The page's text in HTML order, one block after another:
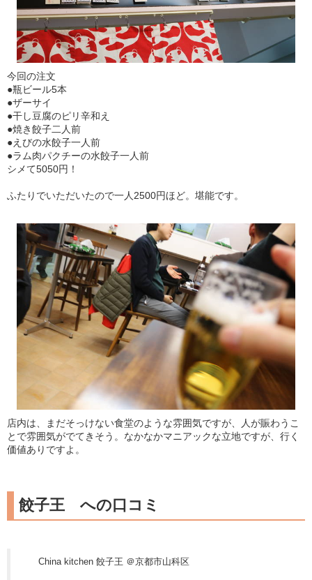
今回の注文
●瓶ビール5本
●ザーサイ
●干し豆腐のピリ辛和え
●焼き餃子二人前
●えびの水餃子一人前
●ラム肉パクチーの水餃子一人前
シメて5050円！
ふたりでいただいたので一人2500円ほど。堪能です。
店内は、まだそっけない食堂のような雰囲気ですが、人が賑わうこ
とで雰囲気がでてきそう。なかなかマニアックな立地ですが、行く
価値ありですよ。
餃子王 への口コミ
China kitchen 餃子王 ＠京都市山科区